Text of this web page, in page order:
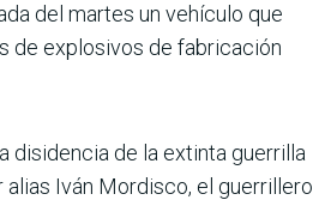
del martes un vehículo que
de explosivos de fabricación
disidencia de la extinta guerrilla
alias Iván Mordisco, el guerrillero